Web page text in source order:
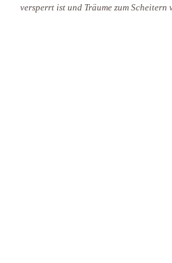
versperrt ist und Träume zum